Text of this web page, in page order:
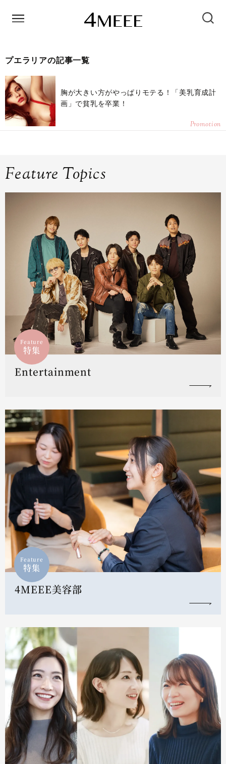
プエラリアの記事一覧
胸が大きい方がやっぱりモテる！「美乳育成計
画」で貧乳を卒業！
Promotion
Feature Topics
Feature
特集
Entertainment
Feature
特集
4MEEE美容部